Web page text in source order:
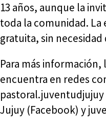
13 años, aunque la
toda la comunidad. La
gratuita, sin
Para más información,
encuentra en redes
Jujuy (Facebook) y